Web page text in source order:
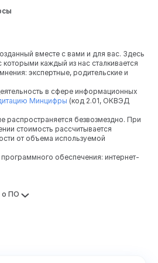
и то, и другое.
быть такое, что люди
и шапках.
хотя уже от подобного
в Перми, выступали
культуры. И вот
верхней одежде.
сейчас пойдут,
чтобы отдохнуть,
что нужно их
к себе теми шутками или
именно их. А потом
подтягивать.
себя обладателями
убеждены, что
и юмористы —
вместе с вами и для вас. Здесь
каждый из нас сталкивается
экспертные, родительские и
в сфере информационных
Минцифры (код 2.01, ОКВЭД
распространяется безвозмездно. При
стоимость рассчитывается
от объема используемой
обеспечения: интернет-
о ПО